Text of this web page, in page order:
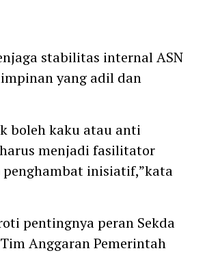
stabilitas internal ASN
yang adil dan
boleh kaku atau anti
menjadi fasilitator
penghambat inisiatif,”kata
pentingnya peran Sekda
Anggaran Pemerintah